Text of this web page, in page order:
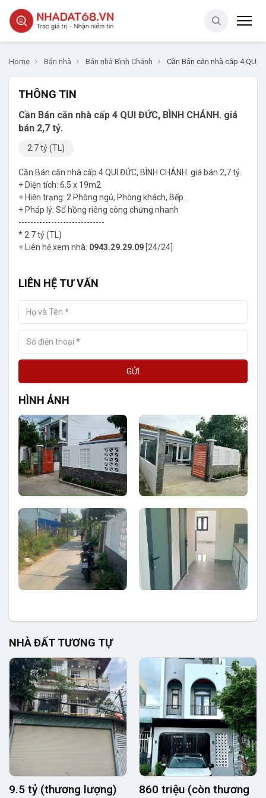
Home Bán nhà Bán nhà Bình Chánh Cần Bán căn nhà cấp 4 QUI
THÔNG TIN
Cần Bán căn nhà cấp 4 QUI ĐỨC, BÌNH CHÁNH. giá
bán 2,7 tỷ.
2.7 tỷ (TL)
Cần Bán căn nhà cấp 4 QUI ĐỨC, BÌNH CHÁNH. giá bán 2,7 tỷ.
+ Diện tích: 6,5 x 19m2
+ Hiện trạng: 2 Phòng ngủ, Phòng khách, Bếp...
+ Pháp lý: Sổ hồng riêng công chứng nhanh
-----------------------------
* 2.7 tỷ (TL)
+ Liên hệ xem nhà: 0943.29.29.09 [24/24]
LIÊN HỆ TƯ VẤN
GỬI
HÌNH ẢNH
NHÀ ĐẤT TƯƠNG TỰ
9.5 tỷ (thương lượng)
860 triệu (còn thương